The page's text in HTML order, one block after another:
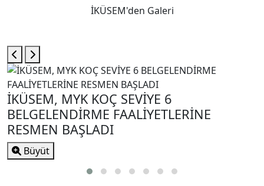
İKÜSEM'den Galeri
İKÜSEM, MYK KOÇ SEVİYE 6
BELGELENDİRME FAALİYETLERİNE
RESMEN BAŞLADI
Büyüt